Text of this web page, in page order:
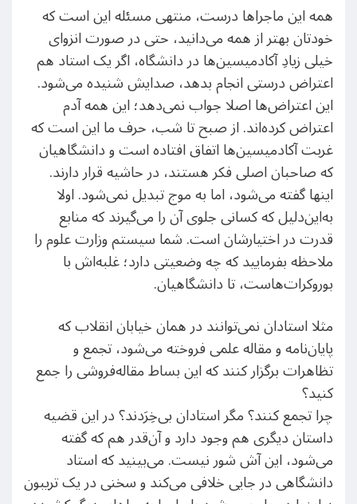
همه این ماجراها درست، منتهی مسئله این است که
خودتان بهتر از همه می‌دانید، حتی در صورت انزوای
خیلی زیادِ آکادمیسین‌ها در دانشگاه، اگر یک استاد هم
اعتراض درستی انجام بدهد، صدایش شنیده می‌شود.
این اعتراض‌ها اصلا جواب نمی‌دهد؛ این همه آدم
اعتراض کرده‌اند. از صبح تا شب، حرف ما این است که
غربت آکادمیسین‌ها اتفاق افتاده است و دانشگاهیان
که صاحبان اصلی فکر هستند، در حاشیه قرار دارند.
اینها گفته می‌شود، اما به موج تبدیل نمی‌شود. اولا
به‌این‌دلیل که کسانی جلوی آن را می‌گیرند که منابع
قدرت در اختیارشان است. شما سیستم وزارت علوم را
ملاحظه بفرمایید که چه وضعیتی دارد؛ غلبه‌اش با
بوروکرات‌هاست، تا دانشگاهیان.
مثلا استادان نمی‌توانند در همان خیابان انقلاب که
پایان‌نامه و مقاله علمی فروخته می‌شود، تجمع و
تظاهرات برگزار کنند که این بساط مقاله‌فروشی را جمع
کنید؟
چرا تجمع کنند؟ مگر استادان بی‌خِرَدند؟ در این قضیه
داستان دیگری هم وجود دارد و آن‌قدر هم که گفته
می‌شود، این ‌آش شور نیست. می‌بینید که استاد
دانشگاهی در جایی خلافی می‌کند و سخنی در یک تریبون